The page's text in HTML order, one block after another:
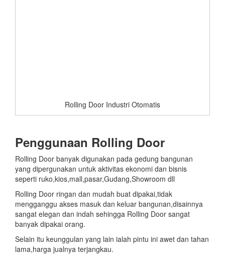
Rolling Door Industri Otomatis
Penggunaan Rolling Door
Rolling Door banyak digunakan pada gedung bangunan
yang dipergunakan untuk aktivitas ekonomi dan bisnis
seperti ruko,kios,mall,pasar,Gudang,Showroom dll
Rolling Door ringan dan mudah buat dipakai,tidak
mengganggu akses masuk dan keluar bangunan,disainnya
sangat elegan dan indah sehingga Rolling Door sangat
banyak dipakai orang.
Selain itu keunggulan yang lain ialah pintu ini awet dan tahan
lama,harga jualnya terjangkau.